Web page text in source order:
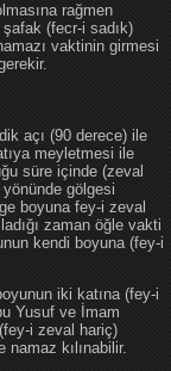
rağmen
şafak (fecr-i sadık)
vaktinin girmesi
açı (90 derece) ile
meyletmesi ile
süre içinde (zeval
gölgesi
boyuna fey-i zeval
zaman öğle vakti
kendi boyuna (fey-i
iki katına (fey-i
Yusuf ve İmam
i zeval hariç)
kılınabilir.